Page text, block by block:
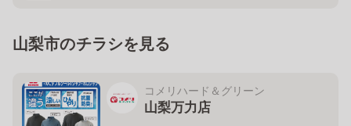
山梨市のチラシを見る
コメリハード＆グリーン
山梨万力店